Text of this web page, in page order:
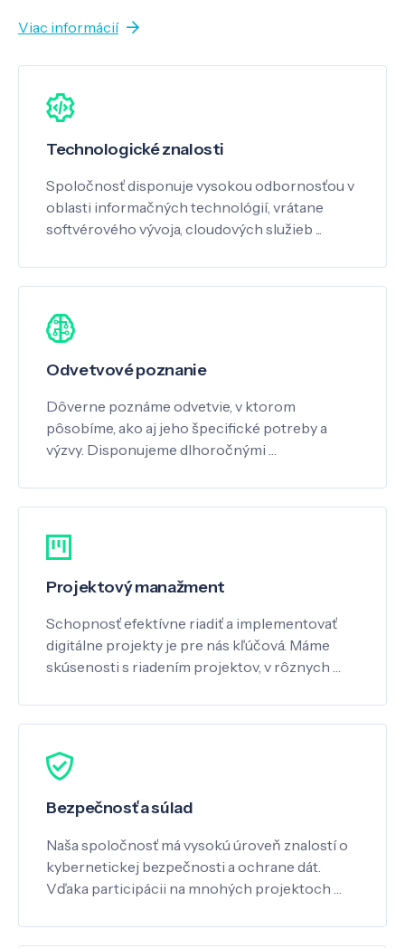
Viac informácií
Technologické znalosti
Spoločnosť disponuje vysokou odbornosťou v
oblasti informačných technológií, vrátane
softvérového vývoja, cloudových služieb ...
Odvetvové poznanie
Dôverne poznáme odvetvie, v ktorom
pôsobíme, ako aj jeho špecifické potreby a
výzvy. Disponujeme dlhoročnými …
Projektový manažment
Schopnosť efektívne riadiť a implementovať
digitálne projekty je pre nás kľúčová. Máme
skúsenosti s riadením projektov, v rôznych …
Bezpečnosť a súlad
Naša spoločnosť má vysokú úroveň znalostí o
kybernetickej bezpečnosti a ochrane dát.
Vďaka participácii na mnohých projektoch …